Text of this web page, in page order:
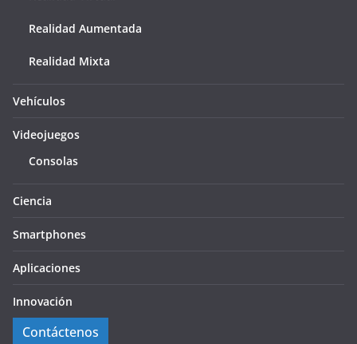
Realidad Aumentada
Realidad Mixta
Vehículos
Videojuegos
Consolas
Ciencia
Smartphones
Aplicaciones
Innovación
Contáctenos